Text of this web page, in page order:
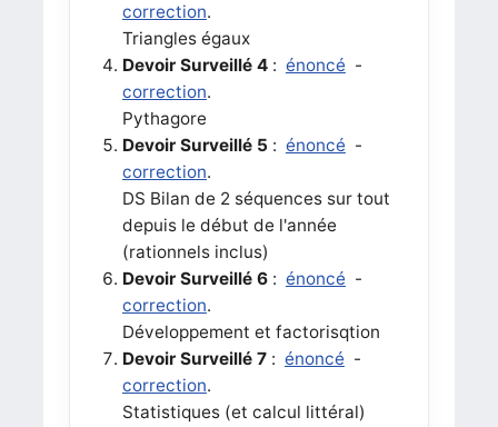
correction.
Triangles égaux
Devoir Surveillé 4: énoncé -
correction.
Pythagore
Devoir Surveillé 5 : énoncé -
correction.
DS Bilan de 2 séquences sur tout
depuis le début de l'année
(rationnels inclus)
Devoir Surveillé 6: énoncé -
correction.
Développement et factorisqtion
Devoir Surveillé 7: énoncé -
correction.
Statistiques (et calcul littéral)